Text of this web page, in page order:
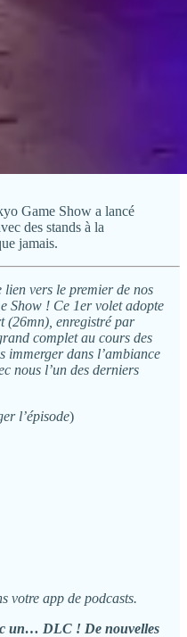
Game Show a lancé
des stands à la
jamais.
lien vers le premier de nos
Show ! Ce 1er volet adopte
(26mn), enregistré par
complet au cours des
immerger dans l’ambiance
nous l’un des derniers
l’épisode)
votre app de podcasts.
un… DLC ! De nouvelles